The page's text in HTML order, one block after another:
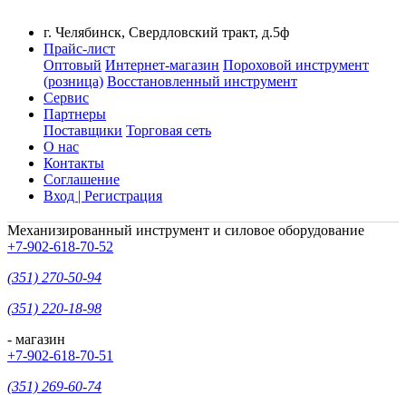
г. Челябинск, Свердловский тракт, д.5ф
Прайс-лист
Оптовый Интернет-магазин Пороховой инструмент
(розница) Восстановленный инструмент
Сервис
Партнеры
Поставщики Торговая сеть
О нас
Контакты
Соглашение
Вход | Регистрация
Механизированный инструмент и силовое оборудование
+7-902-618-70-52
(351) 270-50-94
(351) 220-18-98
- магазин
+7-902-618-70-51
(351) 269-60-74